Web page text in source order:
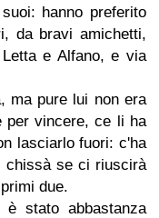
hanno preferito
da bravi amichetti,
e Alfano, e via
ma pure lui non era
per vincere, ce li ha
lasciarlo fuori: c'ha
chissà se ci riuscirà
due.
stato abbastanza